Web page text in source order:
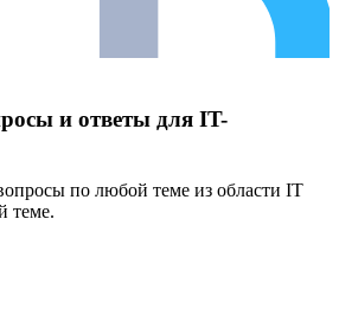
и ответы для IT-
по любой теме из области IT
теме.